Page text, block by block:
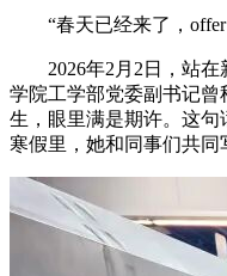
“春天已经来了，
2026年2月2日，站
学院工学部党委副书记曾
生，眼里满是期许。这
寒假里，她和同事们共同